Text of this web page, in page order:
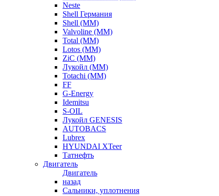
Neste
Shell Германия
Shell (ММ)
Valvoline (ММ)
Total (ММ)
Lotos (ММ)
ZiC (ММ)
Лукойл (ММ)
Totachi (MM)
FF
G-Energy
Idemitsu
S-OIL
Лукойл GENESIS
AUTOBACS
Lubrex
HYUNDAI XTeer
Татнефть
Двигатель
Двигатель
назад
Сальники, уплотнения